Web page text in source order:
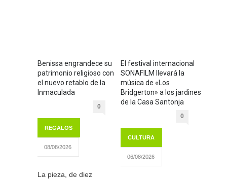
Benissa engrandece su
patrimonio religioso con
el nuevo retablo de la
Inmaculada
0
REGALOS
08/08/2026
La pieza, de diez
El festival internacional
SONAFILM llevará la
música de «Los
Bridgerton» a los jardines
de la Casa Santonja
0
CULTURA
06/08/2026